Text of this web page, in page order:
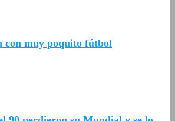
con muy poquito fútbol